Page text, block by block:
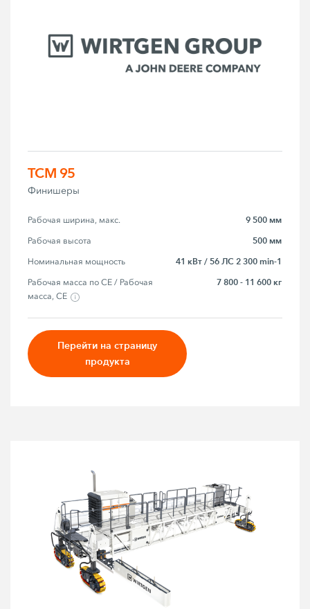
TCM 95
Финишеры
Рабочая ширина, макс. 9 500 мм
Рабочая высота 500 мм
Номинальная мощность 41 кВт / 56 ЛС 2 300 min-1
Рабочая масса по CE / Рабочая
масса, CE
7 800 - 11 600 кг
Перейти на страницу
продукта